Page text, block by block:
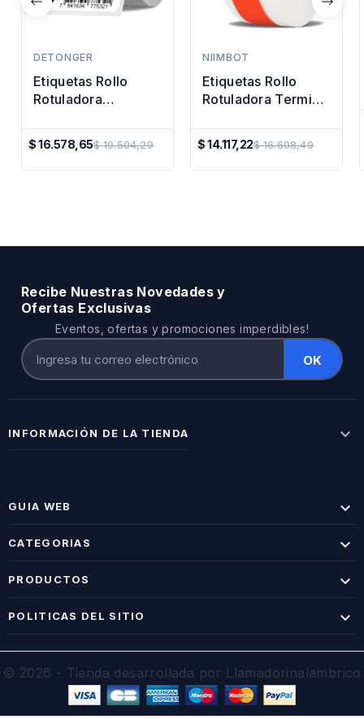
DETONGER
Etiquetas Rollo
Rotuladora
50x50 Transpare
$ 16.578,65
Precio
Regular
$ 19.504,29
NIIMBOT
Etiquetas Rollo
Rotuladora Termica
Colores
$ 14.117,22
Precio
Regular
$ 16.608,49
Recibe Nuestras Novedades y
Ofertas Exclusivas
Eventos, ofertas y promociones imperdibles!
INFORMACIÓN DE LA TIENDA 
GUIA WEB 
CATEGORIAS 
PRODUCTOS 
POLITICAS DEL SITIO 
© 2026 - Tienda desarrollada por Llamadorinalambrico